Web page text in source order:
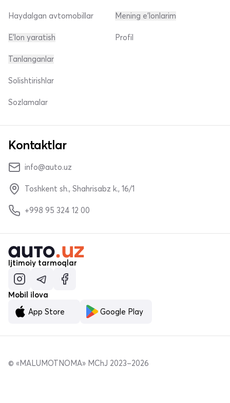
Haydalgan avtomobillar
E'lon yaratish
Mening e'lonlarim
Profil
Tanlanganlar
Solishtirishlar
Sozlamalar
Kontaktlar
info@auto.uz
Toshkent sh., Shahrisabz k., 16/1
+998 95 324 12 00
Ijtimoiy tarmoqlar
Mobil ilova
App Store
Google Play
© «MALUMOTNOMA» MChJ 2023–2026